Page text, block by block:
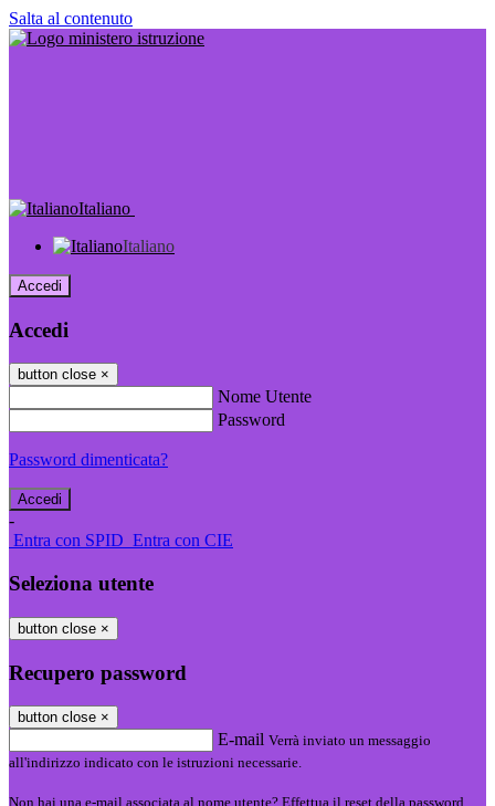
Salta al contenuto
Italiano
Italiano
Accedi
Accedi
button close ×
Nome Utente
Password
Password dimenticata?
-
Entra con SPID Entra con CIE
Seleziona utente
button close ×
Recupero password
button close ×
E-mail Verrà inviato un messaggio
all'indirizzo indicato con le istruzioni necessarie.
Non hai una e-mail associata al nome utente? Effettua il reset della password